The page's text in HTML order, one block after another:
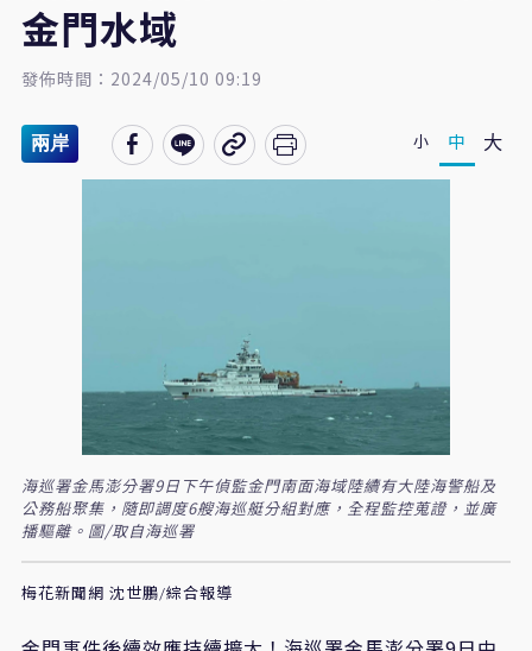
金門水域
發佈時間：2024/05/10 09:19
兩岸 小 中 大
海巡署金馬澎分署9日下午偵監金門南面海域陸續有大陸海警船及
公務船聚集，隨即調度6艘海巡艇分組對應，全程監控蒐證，並廣
播驅離。圖/取自海巡署
梅花新聞網 沈世鵬/綜合報導